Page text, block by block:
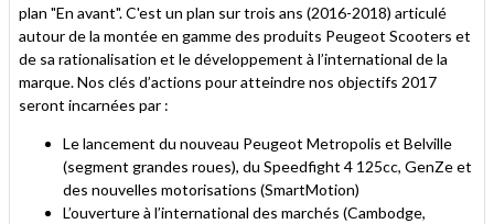
plan "En avant". C'est un plan sur trois ans (2016-2018) articulé
autour de la montée en gamme des produits Peugeot Scooters et
de sa rationalisation et le développement à l’international de la
marque. Nos clés d’actions pour atteindre nos objectifs 2017
seront incarnées par :
Le lancement du nouveau Peugeot Metropolis et Belville
(segment grandes roues), du Speedfight 4 125cc, GenZe et
des nouvelles motorisations (SmartMotion)
L’ouverture à l’international des marchés (Cambodge,